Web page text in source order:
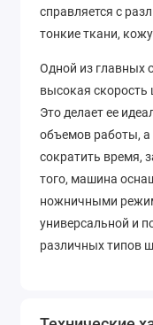
справляется с
тонкие ткани,
Одной из главных
высокая скорость
Это делает ее
объемов работы, а
сократить время,
того, машина
ножничными
универсальной и
различных типов